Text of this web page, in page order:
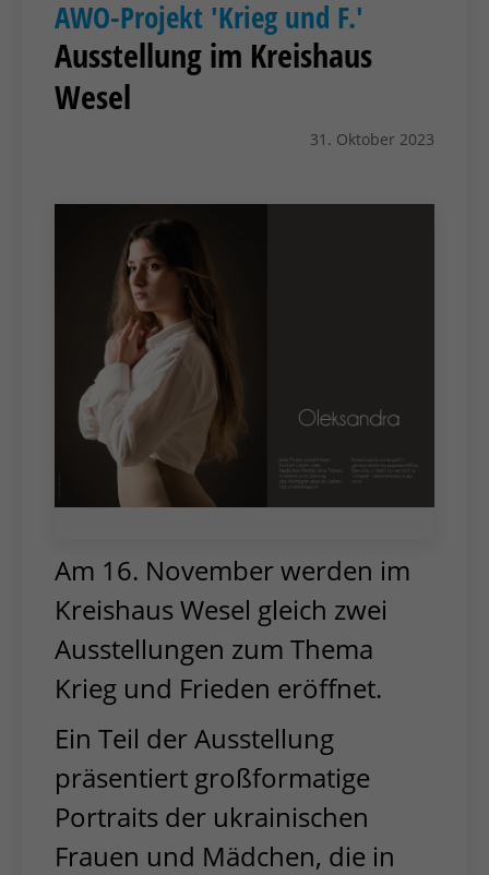
AWO-Projekt 'Krieg und F.'
Ausstellung im Kreishaus
Wesel
31. Oktober 2023
Am 16. November werden im
Kreishaus Wesel gleich zwei
Ausstellungen zum Thema
Krieg und Frieden eröffnet.
Ein Teil der Ausstellung
präsentiert großformatige
Portraits der ukrainischen
Frauen und Mädchen, die in